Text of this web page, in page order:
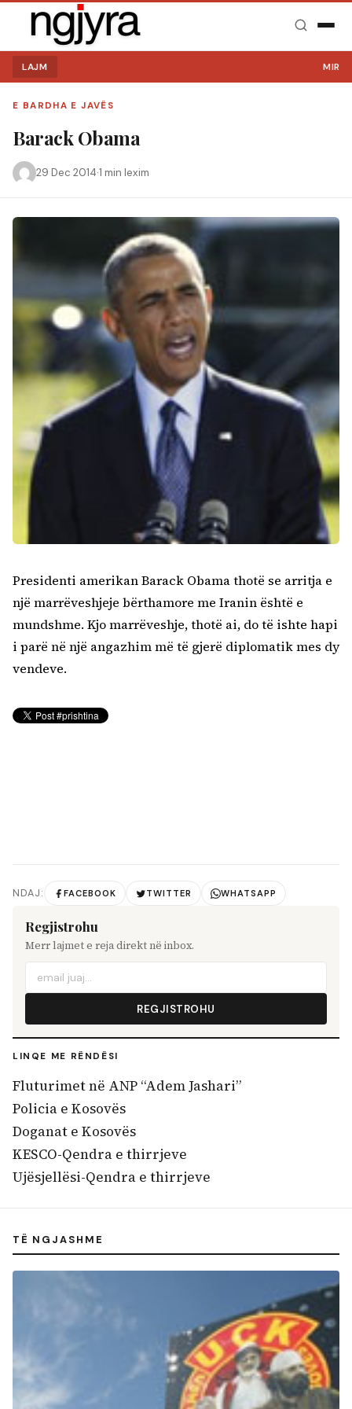
Kërko:
LAJM MIRË
E BARDHA E JAVËS
Barack Obama
29 Dec 2014·1 min lexim
Presidenti amerikan Barack Obama thotë se arritja e
një marrëveshjeje bërthamore me Iranin është e
mundshme. Kjo marrëveshje, thotë ai, do të ishte hapi
i parë në një angazhim më të gjerë diplomatik mes dy
vendeve.
NDAJ: FACEBOOK TWITTER WHATSAPP
Regjistrohu
Merr lajmet e reja direkt në inbox.
REGJISTROHU
LINQE ME RËNDËSI
Fluturimet në ANP “Adem Jashari”
Policia e Kosovës
Doganat e Kosovës
KESCO-Qendra e thirrjeve
Ujësjellësi-Qendra e thirrjeve
TË NGJASHME